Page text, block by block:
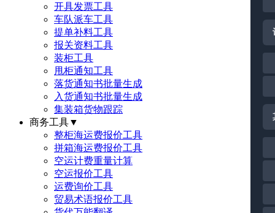
开具发票工具
车队派车工具
提单补料工具
报关资料工具
装柜工具
甩柜通知工具
落货通知书批量生成
入货通知书批量生成
集装箱货物跟踪
商务工具▼
整柜海运费报价工具
拼箱海运费报价工具
空运计费重量计算
空运报价工具
运费询价工具
贸易术语报价工具